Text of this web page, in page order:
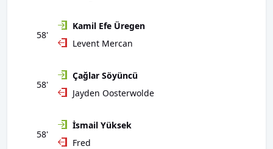
58'
Kamil Efe Üregen
Levent Mercan
58'
Çağlar Söyüncü
Jayden Oosterwolde
58'
İsmail Yüksek
Fred